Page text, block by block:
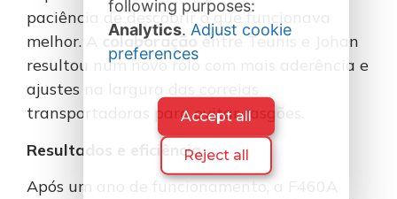
paciência de descobrir o que funcionava
melhor. A
colaboraçãoentre Teunis e Johan
resultou num novo rolo com mais aderência e
ajustes na largura das correias
transportadoras para evitar rasgões.
Resultados e eficiência
Após um ano de funcionamento, a F460A
following purposes:
Analytics. Adjust cookie
preferences
Accept all
Reject all